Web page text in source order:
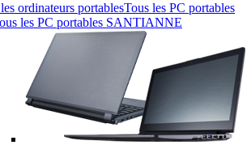
Tous les PC portables
les PC portables SANTIANNE